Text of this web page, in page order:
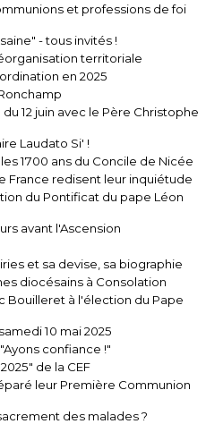
et professions de foi
- tous invités !
territoriale
en 2025
12 juin avec le Père Christophe
Laudato Si' !
1700 ans du Concile de Nicée
France redisent leur inquiétude
du Pontificat du pape Léon
avant l'Ascension
et sa devise, sa biographie
diocésains à Consolation
Bouilleret à l'élection du Pape
10 mai 2025
confiance !"
de la CEF
leur Première Communion
des malades ?